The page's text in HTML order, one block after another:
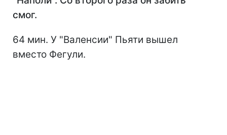
смог.
64 мин. У "Валенсии" Пьяти вышел
вместо Фегули.